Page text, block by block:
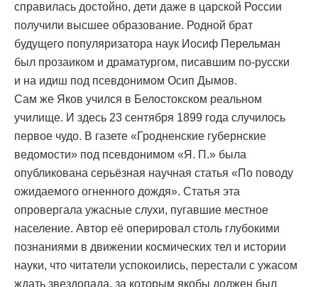
справилась достойно, дети даже в царской России
получили высшее образование. Родной брат
будущего популяризатора наук Иосиф Перельман
был прозаиком и драматургом, писавшим по-русски
и на идиш под псевдонимом Осип Дымов.
Сам же Яков учился в Белостокском реальном
училище. И здесь 23 сентября 1899 года случилось
первое чудо. В газете «Гродненские губернские
ведомости» под псевдонимом «Я. П.» была
опубликована серьёзная научная статья «По поводу
ожидаемого огненного дождя». Статья эта
опровергала ужасные слухи, пугавшие местное
население. Автор её оперировал столь глубокими
познаниями в движении космических тел и истории
науки, что читатели успокоились, перестали с ужасом
ждать звездопада, за которым якобы должен был